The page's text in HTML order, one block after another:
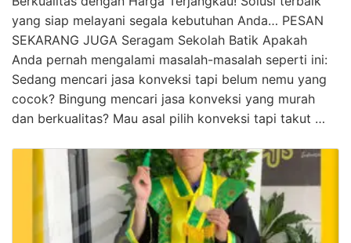
yang siap melayani segala kebutuhan Anda… PESAN
SEKARANG JUGA Seragam Sekolah Batik Apakah
Anda pernah mengalami masalah-masalah seperti ini:
Sedang mencari jasa konveksi tapi belum nemu yang
cocok? Bingung mencari jasa konveksi yang murah
dan berkualitas? Mau asal pilih konveksi tapi takut …